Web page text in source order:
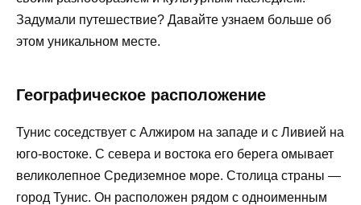
Задумали путешествие? Давайте узнаем больше об
этом уникальном месте.
Географическое расположение
Тунис соседствует с Алжиром на западе и с Ливией на
юго-востоке. С севера и востока его берега омывает
великолепное Средиземное море. Столица страны —
город Тунис. Он расположен рядом с одноименным